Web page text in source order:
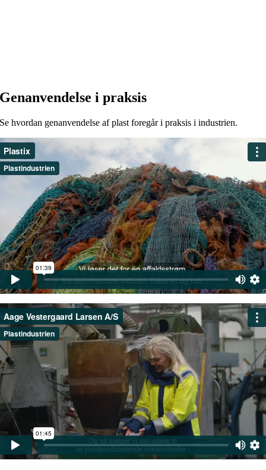
Genanvendelse i praksis
Se hvordan genanvendelse af plast foregår i praksis i industrien.